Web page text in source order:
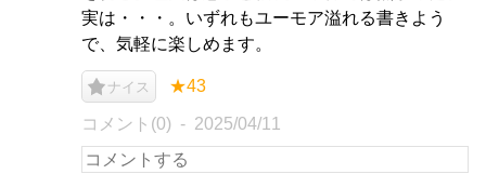
実は・・・。いずれもユーモア溢れる書きよう
で、気軽に楽しめます。
ナイス ★43
コメント(0) 2025/04/11